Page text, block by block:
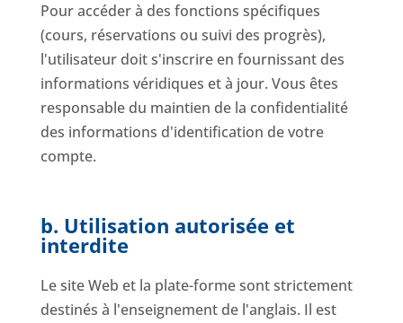
Pour accéder à des fonctions spécifiques
(cours, réservations ou suivi des progrès),
l'utilisateur doit s'inscrire en fournissant des
informations véridiques et à jour. Vous êtes
responsable du maintien de la confidentialité
des informations d'identification de votre
compte.
b. Utilisation autorisée et
interdite
Le site Web et la plate-forme sont strictement
destinés à l'enseignement de l'anglais. Il est